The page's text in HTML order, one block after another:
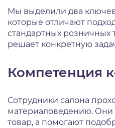
Мы выделили два
которые отличают
стандартных розничных
решает конкретную
Компетенция
Сотрудники салона
материаловедению. Они
товар, а помогают